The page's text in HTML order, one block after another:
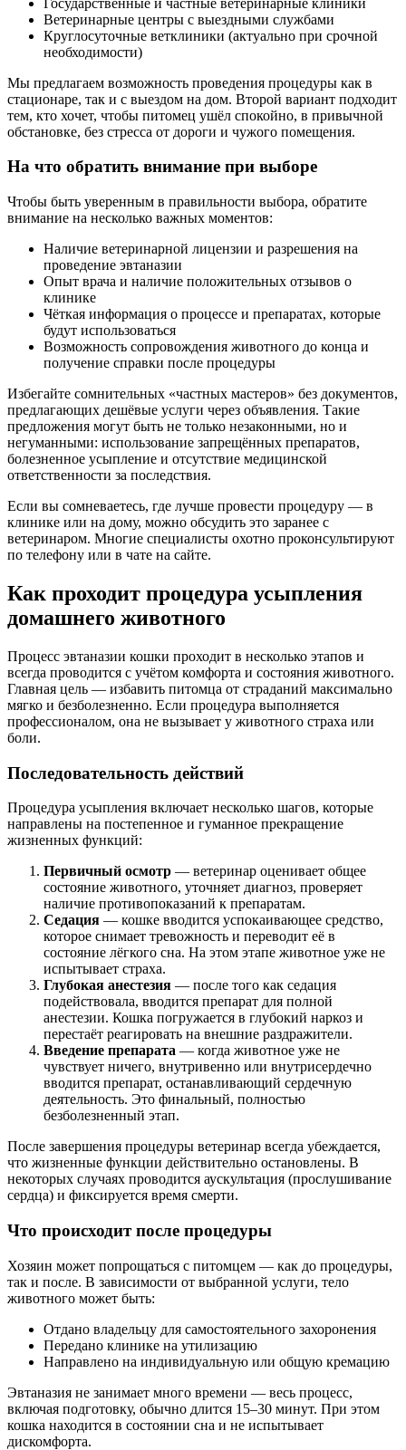
Ветеринарные центры с выездными службами
Круглосуточные ветклиники (актуально при срочной
необходимости)
Мы предлагаем возможность проведения процедуры как в
стационаре, так и с выездом на дом. Второй вариант подходит
тем, кто хочет, чтобы питомец ушёл спокойно, в привычной
обстановке, без стресса от дороги и чужого помещения.
На что обратить внимание при выборе
Чтобы быть уверенным в правильности выбора, обратите
внимание на несколько важных моментов:
Наличие ветеринарной лицензии и разрешения на
проведение эвтаназии
Опыт врача и наличие положительных отзывов о
клинике
Чёткая информация о процессе и препаратах, которые
будут использоваться
Возможность сопровождения животного до конца и
получение справки после процедуры
Избегайте сомнительных «частных мастеров» без документов,
предлагающих дешёвые услуги через объявления. Такие
предложения могут быть не только незаконными, но и
негуманными: использование запрещённых препаратов,
болезненное усыпление и отсутствие медицинской
ответственности за последствия.
Если вы сомневаетесь, где лучше провести процедуру — в
клинике или на дому, можно обсудить это заранее с
ветеринаром. Многие специалисты охотно проконсультируют
по телефону или в чате на сайте.
Как проходит процедура усыпления
домашнего животного
Процесс эвтаназии кошки проходит в несколько этапов и
всегда проводится с учётом комфорта и состояния животного.
Главная цель — избавить питомца от страданий максимально
мягко и безболезненно. Если процедура выполняется
профессионалом, она не вызывает у животного страха или
боли.
Последовательность действий
Процедура усыпления включает несколько шагов, которые
направлены на постепенное и гуманное прекращение
жизненных функций:
Первичный осмотр — ветеринар оценивает общее
состояние животного, уточняет диагноз, проверяет
наличие противопоказаний к препаратам.
Седация — кошке вводится успокаивающее средство,
которое снимает тревожность и переводит её в
состояние лёгкого сна. На этом этапе животное уже не
испытывает страха.
Глубокая анестезия — после того как седация
подействовала, вводится препарат для полной
анестезии. Кошка погружается в глубокий наркоз и
перестаёт реагировать на внешние раздражители.
Введение препарата — когда животное уже не
чувствует ничего, внутривенно или внутрисердечно
вводится препарат, останавливающий сердечную
деятельность. Это финальный, полностью
безболезненный этап.
После завершения процедуры ветеринар всегда убеждается,
что жизненные функции действительно остановлены. В
некоторых случаях проводится аускультация (прослушивание
сердца) и фиксируется время смерти.
Что происходит после процедуры
Хозяин может попрощаться с питомцем — как до процедуры,
так и после. В зависимости от выбранной услуги, тело
животного может быть:
Отдано владельцу для самостоятельного захоронения
Передано клинике на утилизацию
Направлено на индивидуальную или общую кремацию
Эвтаназия не занимает много времени — весь процесс,
включая подготовку, обычно длится 15–30 минут. При этом
кошка находится в состоянии сна и не испытывает
дискомфорта.